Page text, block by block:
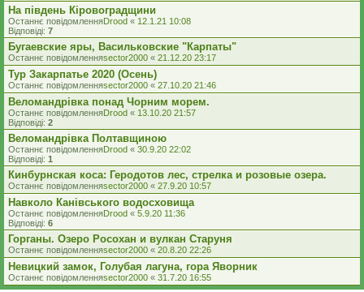
На південь Кіровоградщини
Останнє повідомленняDrood « 12.1.21 10:08
Відповіді: 7
Бугаевские яры, Васильковские "Карпаты"
Останнє повідомленняsector2000 « 21.12.20 23:17
Тур Закарпатье 2020 (Осень)
Останнє повідомленняsector2000 « 27.10.20 21:46
Веломандрівка понад Чорним морем.
Останнє повідомленняDrood « 13.10.20 21:57
Відповіді: 2
Веломандрівка Полтавщиною
Останнє повідомленняDrood « 30.9.20 22:02
Відповіді: 1
Кинбурнская коса: Геродотов лес, стрелка и розовые озера.
Останнє повідомленняsector2000 « 27.9.20 10:57
Навколо Канівського водосховища
Останнє повідомленняDrood « 5.9.20 11:36
Відповіді: 6
Горганы. Озеро Росохан и вулкан Старуня
Останнє повідомленняsector2000 « 20.8.20 22:26
Невицкий замок, Голубая лагуна, гора Яворник
Останнє повідомленняsector2000 « 31.7.20 16:55